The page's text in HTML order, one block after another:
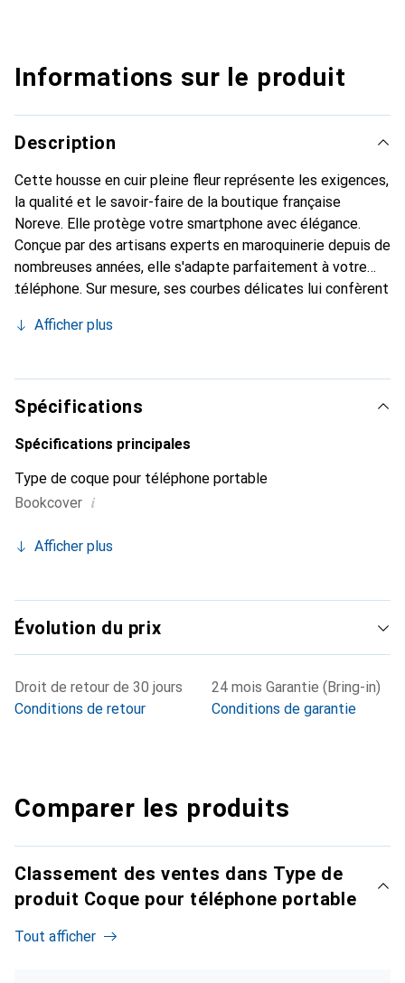
Informations sur le produit
Description
Cette housse en cuir pleine fleur représente les exigences,
la qualité et le savoir-faire de la boutique française
Noreve. Elle protège votre smartphone avec élégance.
Conçue par des artisans experts en maroquinerie depuis de
nombreuses années, elle s'adapte parfaitement à votre
téléphone. Sur mesure, ses courbes délicates lui confèrent
et indispensable de votre smartphone. Reconnaître
marque Noreve est un choix sûr pour une clientèle
exigeante.
Afficher plus
Spécifications
Spécifications principales
Type de coque pour téléphone portable
Bookcover i
Afficher plus
Évolution du prix
Droit de retour de 30 jours
Conditions de retour
24 mois Garantie (Bring-in)
Conditions de garantie
Comparer les produits
Classement des ventes dans Type de
produit Coque pour téléphone portable
Tout afficher